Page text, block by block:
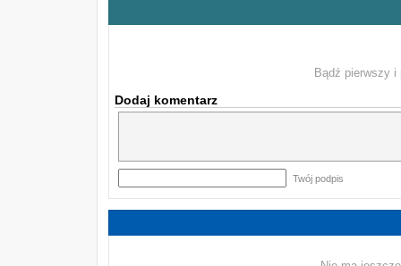
Bądź pierwszy i
Dodaj komentarz
Twój podpis